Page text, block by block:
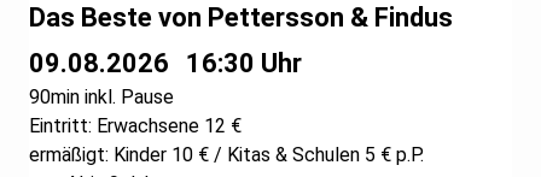
09.08.2026 16:30 Uhr
90min inkl. Pause
Eintritt: Erwachsene 12 €
ermäßigt: Kinder 10 € / Kitas & Schulen 5 € p.P.
Das Beste von Pettersson & Findus